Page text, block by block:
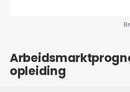
opleiding